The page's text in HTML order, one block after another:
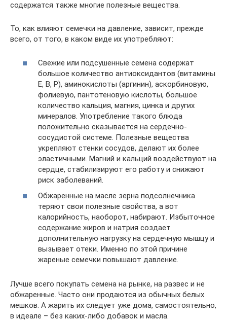
содержатся также многие полезные вещества.
То, как влияют семечки на давление, зависит, прежде
всего, от того, в каком виде их употребляют:
Свежие или подсушенные семена содержат
большое количество антиоксидантов (витамины
Е, В, Р), аминокислоты (аргинин), аскорбиновую,
фолиевую, пантотеновую кислоты, большое
количество кальция, магния, цинка и других
минералов. Употребление такого блюда
положительно сказывается на сердечно-
сосудистой системе. Полезные вещества
укрепляют стенки сосудов, делают их более
эластичными. Магний и кальций воздействуют на
сердце, стабилизируют его работу и снижают
риск заболеваний.
Обжаренные на масле зерна подсолнечника
теряют свои полезные свойства, а вот
калорийность, наоборот, набирают. Избыточное
содержание жиров и натрия создает
дополнительную нагрузку на сердечную мышцу и
вызывает отеки. Именно по этой причине
жареные семечки повышают давление.
Лучше всего покупать семена на рынке, на развес и не
обжаренные. Часто они продаются из обычных белых
мешков. А жарить их следует уже дома, самостоятельно,
в идеале – без каких-либо добавок и масла.